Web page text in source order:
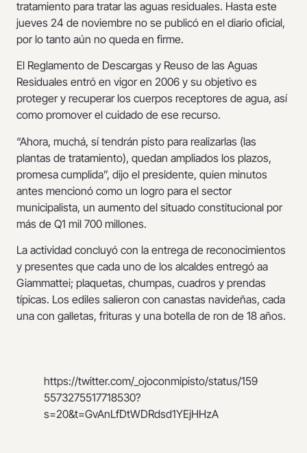
tratamiento para tratar las aguas residuales. Hasta este
jueves 24 de noviembre no se publicó en el diario oficial,
por lo tanto aún no queda en firme.
El Reglamento de Descargas y Reuso de las Aguas
Residuales entró en vigor en 2006 y su objetivo es
proteger y recuperar los cuerpos receptores de agua, así
como promover el cuidado de ese recurso.
“Ahora, muchá, sí tendrán pisto para realizarlas (las
plantas de tratamiento), quedan ampliados los plazos,
promesa cumplida”, dijo el presidente, quien minutos
antes mencionó como un logro para el sector
municipalista, un aumento del situado constitucional por
más de Q1 mil 700 millones.
La actividad concluyó con la entrega de reconocimientos
y presentes que cada uno de los alcaldes entregó aa
Giammattei; plaquetas, chumpas, cuadros y prendas
típicas. Los ediles salieron con canastas navideñas, cada
una con galletas, frituras y una botella de ron de 18 años.
https://twitter.com/_ojoconmipisto/status/159
5573275517718530?
s=20&t=GvAnLfDtWDRdsd1YEjHHzA